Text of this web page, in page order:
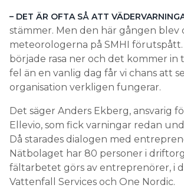
– DET ÄR OFTA SÅ ATT
stämmer. Men den här gången blev
meteorologerna på SMHI förutspått.
började rasa ner och det kommer in
fel än en vanlig dag får vi chans att
organisation verkligen fungerar.
Det säger Anders Ekberg, ansvarig
Ellevio, som fick varningar redan
Då starades dialogen med
Nätbolaget har 80 personer i
fältarbetet görs av entreprenörer, i
Vattenfall Services och One Nordic.